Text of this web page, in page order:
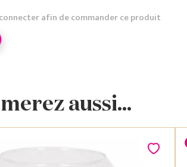
afin de commander ce produit
aussi...